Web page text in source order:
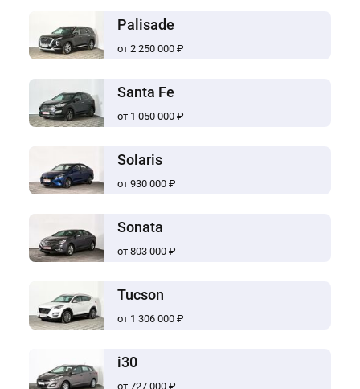
Palisade
от 2 250 000 ₽
Santa Fe
от 1 050 000 ₽
Solaris
от 930 000 ₽
Sonata
от 803 000 ₽
Tucson
от 1 306 000 ₽
i30
от 727 000 ₽